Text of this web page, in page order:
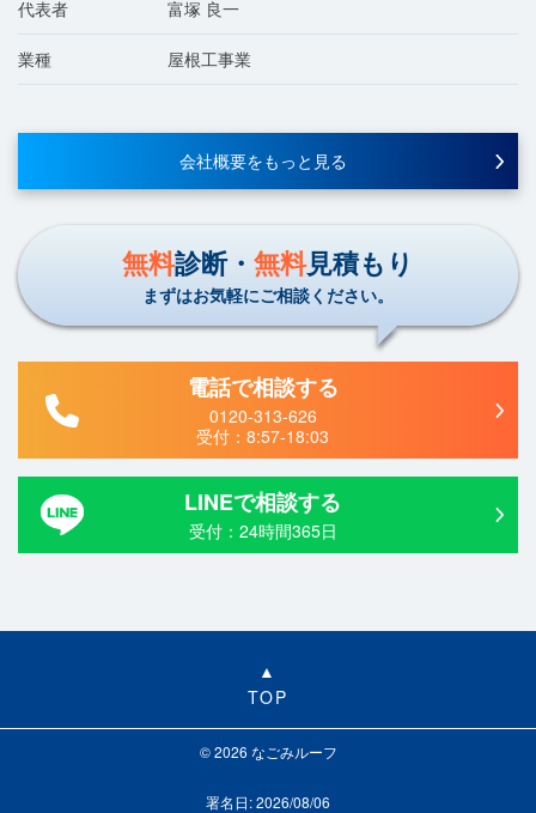
代表者 富塚 良一
業種 屋根工事業
会社概要をもっと見る
無料診断・ 無料見積もり
まずはお気軽にご相談ください。
電話で相談する
0120-313-626
受付：8:57-18:03
LINEで相談する
受付：24時間365日
TOP
© 2026 なごみルーフ
署名日: 2026/08/06